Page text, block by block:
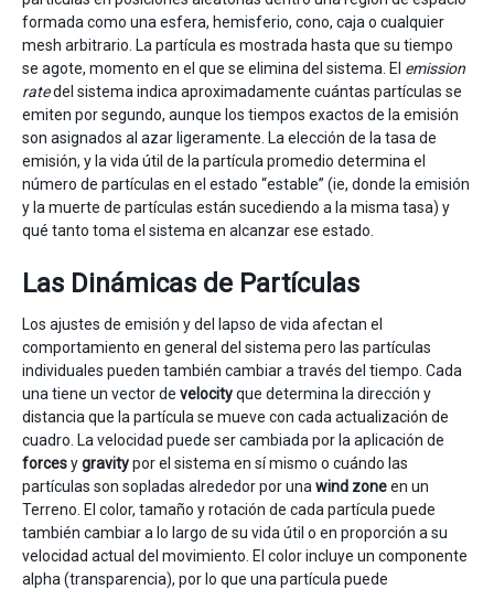
formada como una esfera, hemisferio, cono, caja o cualquier
mesh arbitrario. La partícula es mostrada hasta que su tiempo
se agote, momento en el que se elimina del sistema. El emission
ratedel sistema indica aproximadamente cuántas partículas se
emiten por segundo, aunque los tiempos exactos de la emisión
son asignados al azar ligeramente. La elección de la tasa de
emisión, y la vida útil de la partícula promedio determina el
número de partículas en el estado “estable” (ie, donde la emisión
y la muerte de partículas están sucediendo a la misma tasa) y
qué tanto toma el sistema en alcanzar ese estado.
Las Dinámicas de Partículas
Los ajustes de emisión y del lapso de vida afectan el
comportamiento en general del sistema pero las partículas
individuales pueden también cambiar a través del tiempo. Cada
una tiene un vector de velocityque determina la dirección y
distancia que la partícula se mueve con cada actualización de
cuadro. La velocidad puede ser cambiada por la aplicación de
forcesygravitypor el sistema en sí mismo o cuándo las
partículas son sopladas alrededor por una wind zoneen un
Terreno. El color, tamaño y rotación de cada partícula puede
también cambiar a lo largo de su vida útil o en proporción a su
velocidad actual del movimiento. El color incluye un componente
alpha (transparencia), por lo que una partícula puede